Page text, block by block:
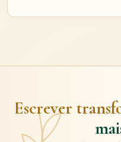
Escrever